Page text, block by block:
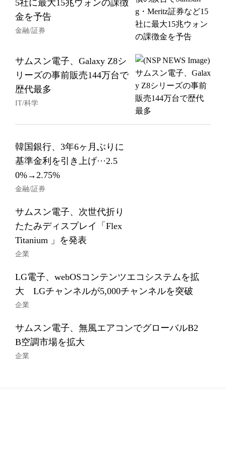
5社に最大15兆ウォンの課徴
金を予告
金融/証券
サムスン電子、Galaxy Z8シ
リーズの事前販売144万台で
歴代最多
IT/科学
韓国銀行、3年6ヶ月ぶりに
基準金利を引き上げ···2.5
0%→2.75%
金融/証券
サムスン電子、次世代折り
たたみディスプレイ「Flex
Titanium 」を発表
企業
LG電子、webOSコンテンツエコシステムを拡
大 LGチャンネルが5,000チャンネルを突破
企業
サムスン電子、無風エアコンでグローバルB2
B空調市場を拡大
企業